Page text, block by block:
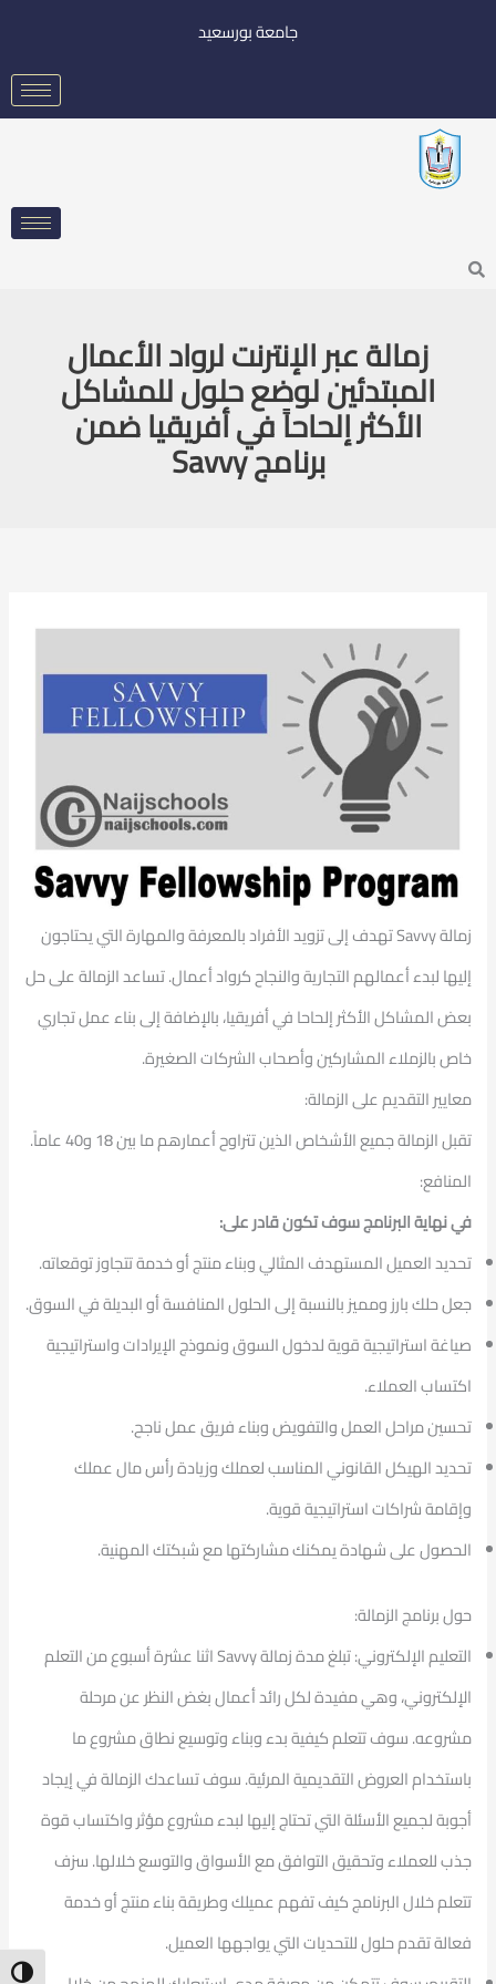
جامعة بورسعيد
Search
زمالة عبر الإنترنت لرواد الأعمال
المبتدئين لوضع حلول للمشاكل
الأكثر إلحاحاً في أفريقيا ضمن
برنامج Savvy
زمالة Savvy تهدف إلى تزويد الأفراد بالمعرفة والمهارة التي يحتاجون
إليها لبدء أعمالهم التجارية والنجاح كرواد أعمال. تساعد الزمالة على حل
بعض المشاكل الأكثر إلحاحا في أفريقيا، بالإضافة إلى بناء عمل تجاري
خاص بالزملاء المشاركين وأصحاب الشركات الصغيرة.
معايير التقديم على الزمالة:
تقبل الزمالة جميع الأشخاص الذين تتراوح أعمارهم ما بين 18 و40 عاماً.
المنافع:
في نهاية البرنامج سوف تكون قادر على:
تحديد العميل المستهدف المثالي وبناء منتج أو خدمة تتجاوز توقعاته.
جعل حلك بارز ومميز بالنسبة إلى الحلول المنافسة أو البديلة في السوق.
صياغة استراتيجية قوية لدخول السوق ونموذج الإيرادات واستراتيجية
اكتساب العملاء.
تحسين مراحل العمل والتفويض وبناء فريق عمل ناجح.
تحديد الهيكل القانوني المناسب لعملك وزيادة رأس مال عملك
وإقامة شراكات استراتيجية قوية.
الحصول على شهادة يمكنك مشاركتها مع شبكتك المهنية.
حول برنامج الزمالة:
التعليم الإلكتروني: تبلغ مدة زمالةSavvyاثنا عشرة أسبوع من التعلم
الإلكتروني، وهي مفيدة لكل رائد أعمال بغض النظر عن مرحلة
مشروعه. سوف تتعلم كيفية بدء وبناء وتوسيع نطاق مشروع ما
باستخدام العروض التقديمية المرئية. سوف تساعدك الزمالة في إيجاد
أجوبة لجميع الأسئلة التي تحتاج إليها لبدء مشروع مؤثر واكتساب قوة
جذب للعملاء وتحقيق التوافق مع الأسواق والتوسع خلالها. سزف
تتعلم خلال البرنامج كيف تفهم عميلك وطريقة بناء منتج أو خدمة
فعالة تقدم حلول للتحديات التي يواجهها العميل.